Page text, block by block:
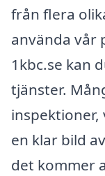
från flera
använda vår
1kbc.se kan
tjänster.
en klar bild
det kommer